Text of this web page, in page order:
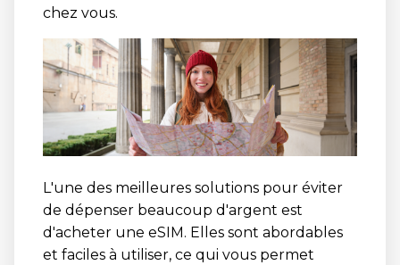
chez vous.
L'une des meilleures solutions pour éviter
de dépenser beaucoup d'argent est
d'acheter une eSIM. Elles sont abordables
et faciles à utiliser, ce qui vous permet